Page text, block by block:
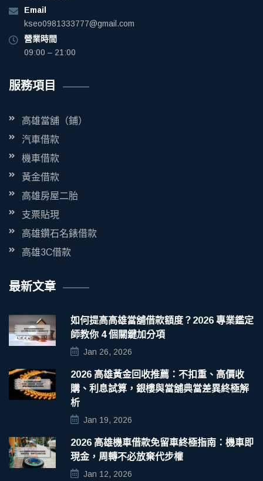
Email
kseo0981333777@gmail.com
營業時間
09:00 – 21:00
服務項目
高雄當舖（鋪）
汽車借款
機車借款
黃金借款
高雄房屋二胎
支票貼現
高雄鑽石名錶借款
高雄3C借款
最新文章
如何提高高雄當舖借款額度？2026 專業鑑定
師教你 4 個關鍵加分項
Jan 26, 2026
2026 高雄黃金回收推薦：不扣重、高價收
購、利息試算，銀樓與當舖典當差異終極解
析
Jan 19, 2026
2026 高雄機車借款免留車終極指南：機車即
現金，周轉不必放棄代步權
Jan 12, 2026